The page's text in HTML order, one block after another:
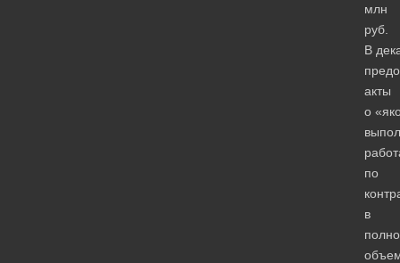
млн
руб.
В
акты
о
по
в